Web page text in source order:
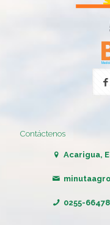
Contáctenos
Acarigua,
0255-